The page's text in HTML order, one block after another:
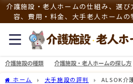
介護施設・老人ホームの仕組み、選
容、費用・料金、大手老人ホーム
介護施設の種類 介護施設・老人ホームの探し方
ホーム 大手施設の評判
ALSOK介